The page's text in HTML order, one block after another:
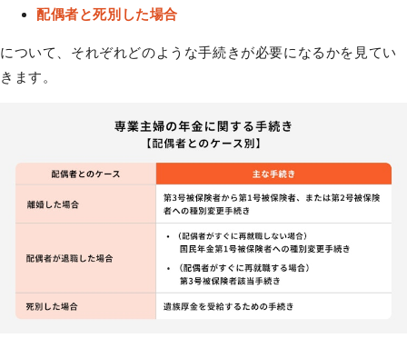
配偶者と死別した場合
について、それぞれどのような手続きが必要になるかを見てい
きます。